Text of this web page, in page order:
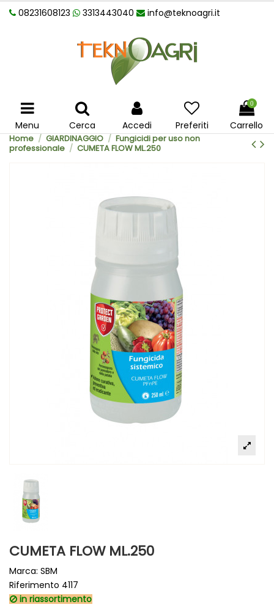
08231608123 3313443040 info@teknoagri.it
Menu Cerca Accedi Preferiti
0
Carrello
Home GIARDINAGGIO
Fungicidi per uso non
professionale
CUMETA FLOW ML.250
CUMETA FLOW ML.250
Marca: SBM
Riferimento 4117
in riassortimento